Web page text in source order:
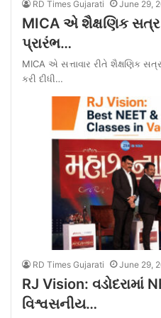
RD Times Gujarati June 29,
MICA એ શૈક્ષણિક
પ્રારંભ…
MICA એ સત્તાવાર રીતે શૈક્ષણિક
કરી દીધી…
RD Times Gujarati June 29,
RJ Vision: વડોદરામાં
વિશ્વસનીય…